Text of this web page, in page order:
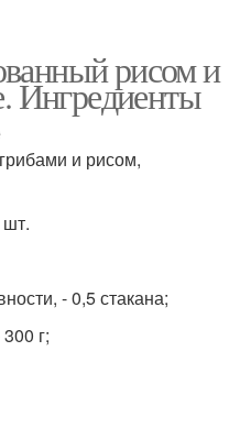
рисом и
Ингредиенты
и рисом,
- 0,5 стакана;
г;